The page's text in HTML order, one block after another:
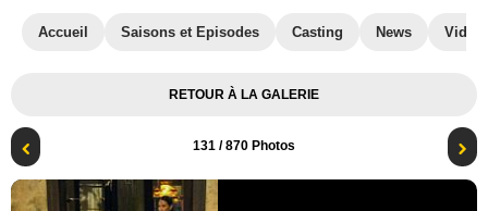
Accueil Saisons et Episodes Casting News
RETOUR À LA GALERIE
131 / 870 Photos